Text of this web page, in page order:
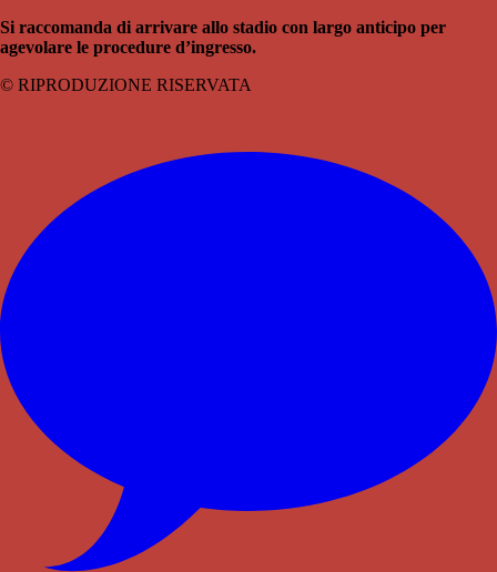
Si raccomanda di arrivare allo stadio con largo anticipo per
agevolare le procedure d’ingresso.
© RIPRODUZIONE RISERVATA